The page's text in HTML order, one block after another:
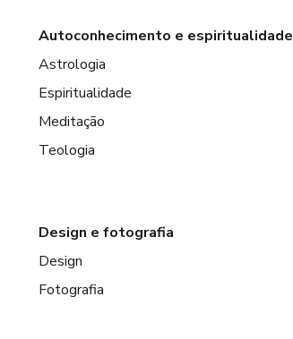
Autoconhecimento e espiritualidade
Astrologia
Espiritualidade
Meditação
Teologia
Design e fotografia
Design
Fotografia